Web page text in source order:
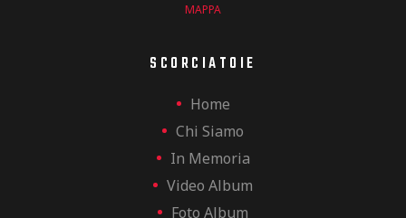
MAPPA
SCORCIATOIE
Home
Chi Siamo
In Memoria
Video Album
Foto Album